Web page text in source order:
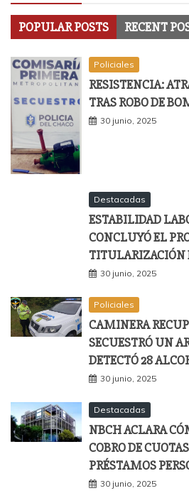
POPULAR POSTS RECENT
Policiales
RESISTENCIA:
TRAS ROBO DE
30 junio, 2025
Destacadas
ESTABILIDAD
CONCLUYÓ EL
TITULARIZACIÓN
30 junio, 2025
Policiales
CAMINERA
SECUESTRÓ UN
DETECTÓ 28
30 junio, 2025
Destacadas
NBCH ACLARA
COBRO DE
PRÉSTAMOS
30 junio, 2025